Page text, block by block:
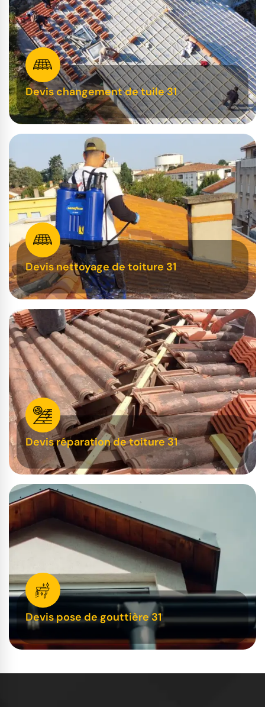
Devis changement de tuile 31
Devis nettoyage de toiture 31
Devis réparation de toiture 31
Devis pose de gouttière 31